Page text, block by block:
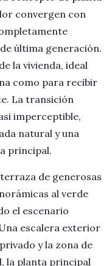
convergen con
última generación.
la vivienda, ideal
como para recibir
La transición
imperceptible,
natural y una
principal.
de generosas
al verde
el escenario
escalera exterior
y la zona de
la planta principal